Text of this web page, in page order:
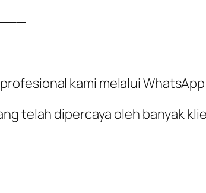
kami melalui WhatsApp
telah dipercaya oleh banyak